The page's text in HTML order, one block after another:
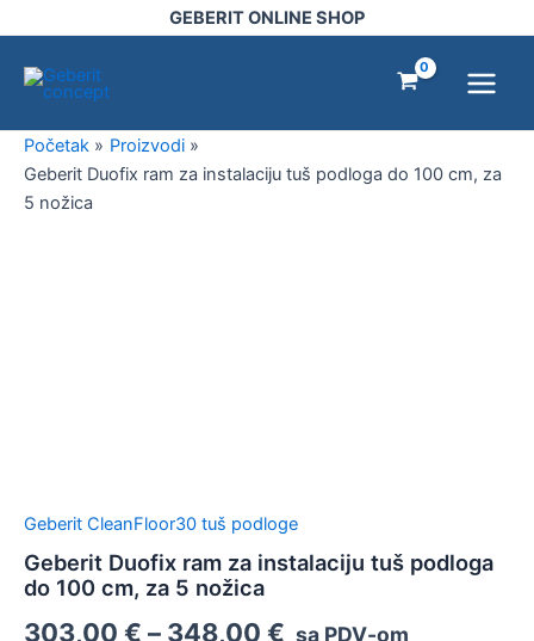
na
sadržaj
GEBERIT ONLINE SHOP
Menu
Početak
Proizvodi
Geberit Duofix ram za instalaciju tuš podloga do 100 cm, za
5 nožica
Geberit CleanFloor30 tuš podloge
Geberit Duofix ram za instalaciju tuš podloga
do 100 cm, za 5 nožica
303,00 € – 348,00 € sa PDV-om
5
količina